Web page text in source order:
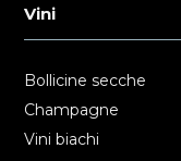
Vini
Bollicine secche
Champagne
Vini biachi